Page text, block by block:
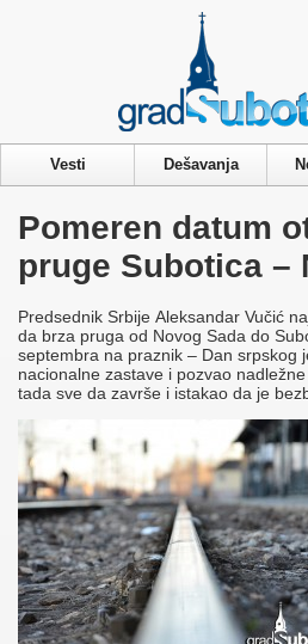
Vesti Dešavanja
Pomeren datum
pruge Subotica –
Predsednik Srbije Aleksandar Vučić
da brza pruga od Novog Sada do
septembra na praznik – Dan srpskog
nacionalne zastave i pozvao
tada sve da završe i istakao da je
Privacy & Cookies